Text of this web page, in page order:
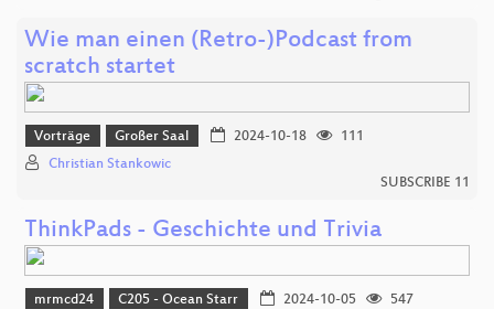
Wie man einen (Retro-)Podcast from
scratch startet
Vorträge Großer Saal 2024-10-18
111
Christian Stankowic
SUBSCRIBE 11
ThinkPads - Geschichte und Trivia
mrmcd24 C205 - Ocean Starr 2024-10-05
547